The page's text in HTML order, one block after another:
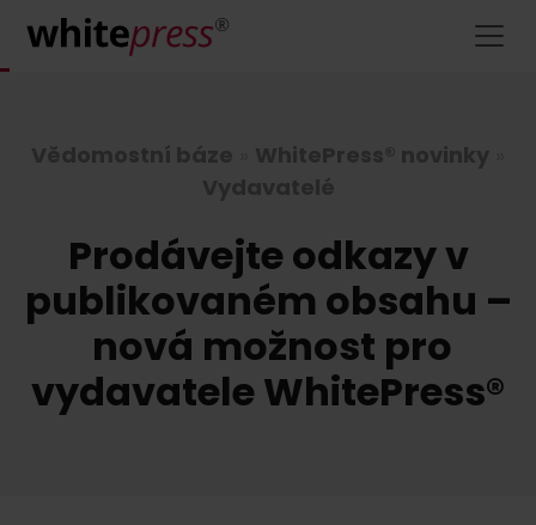
Vědomostní báze WhitePress® novinky
Vydavatelé
Prodávejte odkazy v
publikovaném obsahu –
nová možnost pro
vydavatele WhitePress®